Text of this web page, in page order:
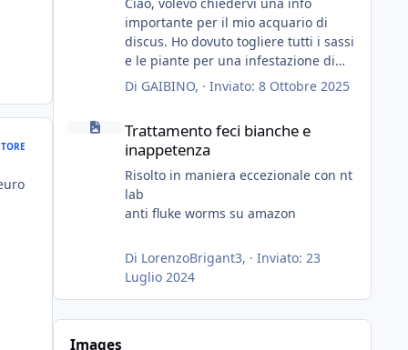
importante per il mio acquario di
discus. Ho dovuto togliere tutti i sassi
e le piante per una infestazione di
lumachine (migliaia), premetto che ho
con 200 litri di acqua circa.
Ho già tolto migliaia di lumachine e
non esagero.
Ora vorrei togliere tutto il fondo che
ho, scuro e molto bello, ma ancora
togliere senza rimuovere il fondo.
Vorrei quindi togliere tutto (il fondo
dopo oltre un anno è anche sporco
Di GAIBINO, · Inviato: 8 Ottobre 2025
Trattamento feci bianche e inappetenza
Trattamento feci bianche e
inappetenza
Risolto in maniera eccezionale con nt
lab
anti fluke worms su amazon
Di LorenzoBrigant3, · Inviato: 23
Luglio 2024
Images